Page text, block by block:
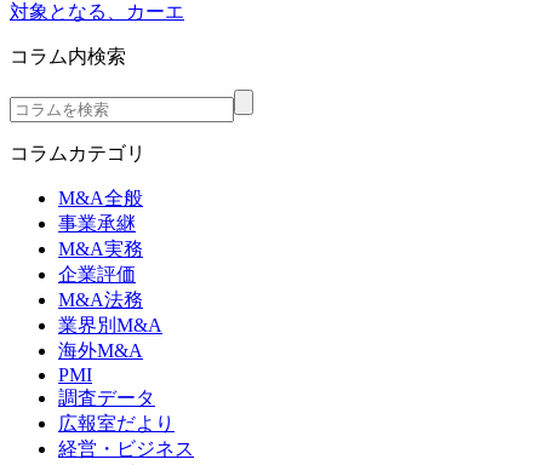
対象となる、カーエ
コラム内検索
コラムカテゴリ
M&A全般
事業承継
M&A実務
企業評価
M&A法務
業界別M&A
海外M&A
PMI
調査データ
広報室だより
経営・ビジネス